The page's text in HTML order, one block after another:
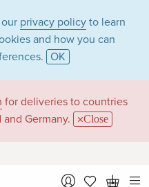
privacy policy to learn
and how you can
OK
for deliveries to countries
Germany.
Close